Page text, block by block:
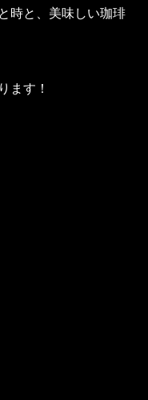
時と、美味しい珈琲
ます！